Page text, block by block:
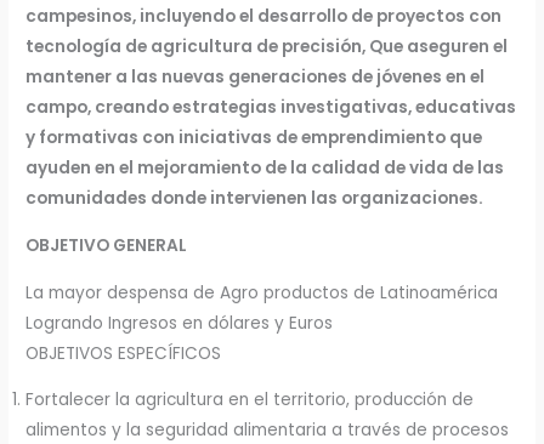
campesinos, incluyendo el desarrollo de proyectos con
tecnología de agricultura de precisión, Que aseguren el
mantener a las nuevas generaciones de jóvenes en el
campo, creando estrategias investigativas, educativas
y formativas con iniciativas de emprendimiento que
ayuden en el mejoramiento de la calidad de vida de las
comunidades donde intervienen las organizaciones.
OBJETIVO GENERAL
La mayor despensa de Agro productos de Latinoamérica
Logrando Ingresos en dólares y Euros
OBJETIVOS ESPECÍFICOS
Fortalecer la agricultura en el territorio, producción de
alimentos y la seguridad alimentaria a través de procesos